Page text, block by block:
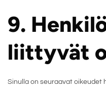
9.
liittyvät
Sinulla on seuraavat oikeudet